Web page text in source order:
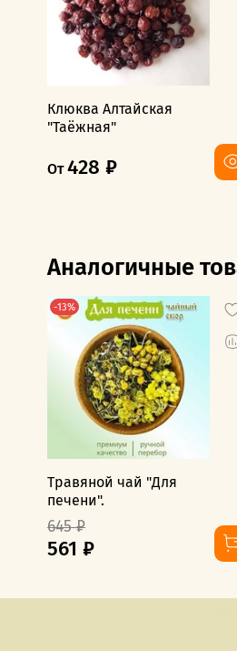
Клюква Алтайская
"Таёжная"
От 428 ₽
Аналогичные
-13%
Травяной чай "Для
печени".
645 ₽
561 ₽